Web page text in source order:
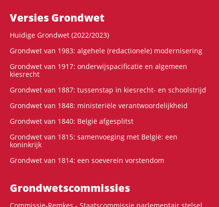
Versies Grondwet
Huidige Grondwet (2022/2023)
Grondwet van 1983: algehele (redactionele) modernisering
Grondwet van 1917: onderwijspacificatie en algemeen
kiesrecht
Grondwet van 1887: tussenstap in kiesrecht- en schoolstrijd
Grondwet van 1848: ministeriële verantwoordelijkheid
Grondwet van 1840: België afgesplitst
Grondwet van 1815: samenvoeging met België: een
koninkrijk
Grondwet van 1814: een soeverein vorstendom
Grondwets­commissies